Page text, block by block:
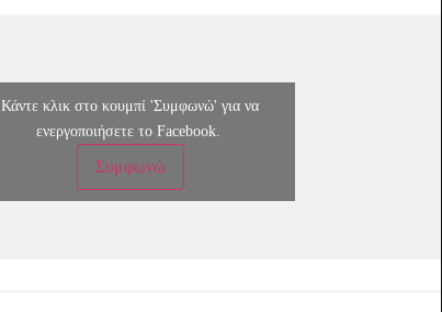
Κάντε κλικ στο κουμπί 'Συμφωνώ' για να
ενεργοποιήσετε το Facebook.
Συμφωνώ